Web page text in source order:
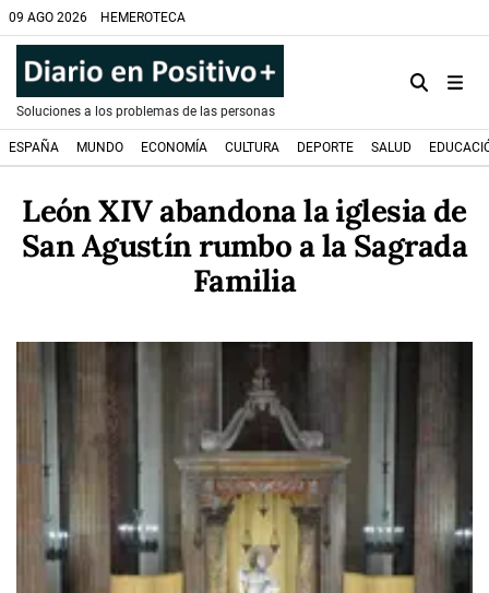
09 AGO 2026 HEMEROTECA
Soluciones a los problemas de las personas
ESPAÑA MUNDO ECONOMÍA CULTURA DEPORTE SALUD
León XIV abandona la iglesia de
San Agustín rumbo a la Sagrada
Familia